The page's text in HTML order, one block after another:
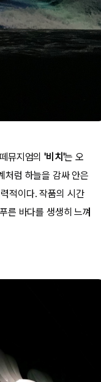
뮤지엄의'비치'는 오
처럼 하늘을 감싸 안은
적이다. 작품의 시간
른 바다를 생생히 느껴